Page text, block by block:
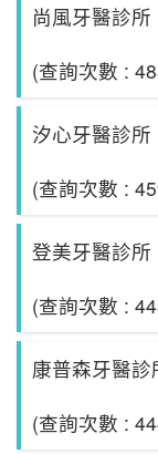
尚風牙醫診所
(查詢次數 :
汐心牙醫診所
(查詢次數 :
登美牙醫診所
(查詢次數 :
康普森牙醫診
(查詢次數 :